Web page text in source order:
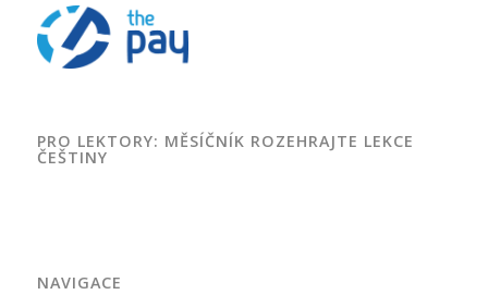
PRO LEKTORY: MĚSÍČNÍK ROZEHRAJTE LEKCE
ČEŠTINY
NAVIGACE